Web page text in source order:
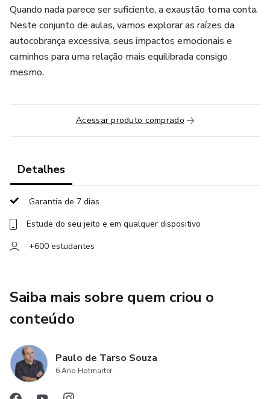
Quando nada parece ser suficiente, a exaustão toma conta.
Neste conjunto de aulas, vamos explorar as raízes da
autocobrança excessiva, seus impactos emocionais e
caminhos para uma relação mais equilibrada consigo
mesmo.
Acessar produto comprado
Detalhes
Garantia de 7 dias
Estude do seu jeito e em qualquer dispositivo
+600 estudantes
Saiba mais sobre quem criou o
conteúdo
Paulo de Tarso Souza
6 Ano Hotmarter